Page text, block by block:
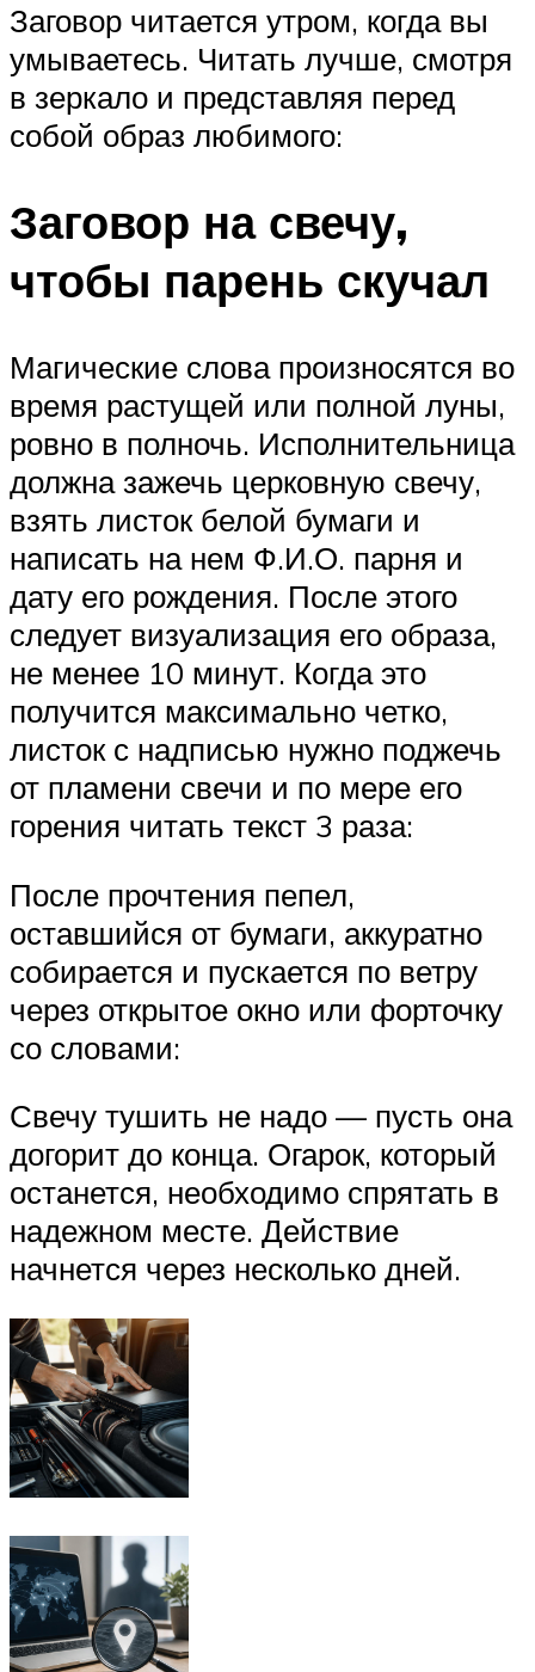
Заговор читается утром, когда вы
умываетесь. Читать лучше, смотря
в зеркало и представляя перед
собой образ любимого:
Заговор на свечу,
чтобы парень скучал
Магические слова произносятся во
время растущей или полной луны,
ровно в полночь. Исполнительница
должна зажечь церковную свечу,
взять листок белой бумаги и
написать на нем Ф.И.О. парня и
дату его рождения. После этого
следует визуализация его образа,
не менее 10 минут. Когда это
получится максимально четко,
листок с надписью нужно поджечь
от пламени свечи и по мере его
горения читать текст 3 раза:
После прочтения пепел,
оставшийся от бумаги, аккуратно
собирается и пускается по ветру
через открытое окно или форточку
со словами:
Свечу тушить не надо — пусть она
догорит до конца. Огарок, который
останется, необходимо спрятать в
надежном месте. Действие
начнется через несколько дней.